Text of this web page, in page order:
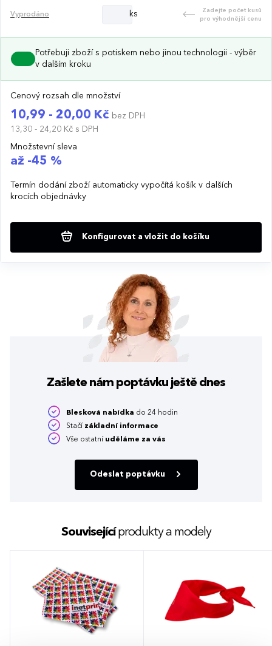
Vyprodáno ks
Zadejte počet kusů
pro výhodnější cenu
Potřebuji zboží s potiskem nebo jinou technologii - výběr
v dalším kroku
Cenový rozsah dle množství
10,99 - 20,00 Kč bez DPH
13,30 - 24,20 Kč s DPH
Množstevní sleva
až -45 %
Termín dodání zboží automaticky vypočítá košík v dalších
krocích objednávky
Konfigurovat a vložit do košíku
Zašlete nám poptávku ještě dnes
Blesková nabídka do 24 hodin
Stačí základní informace
Vše ostatní uděláme za vás
Odeslat poptávku
Souvisejícíprodukty a modely